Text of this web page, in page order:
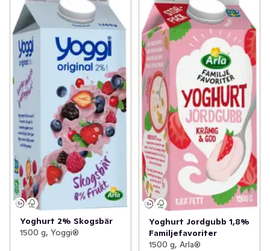
Yoghurt 2% Skogsbär
1500 g, Yoggi®
Yoghurt Jordgubb 1,8%
Familjefavoriter
1500 g, Arla®